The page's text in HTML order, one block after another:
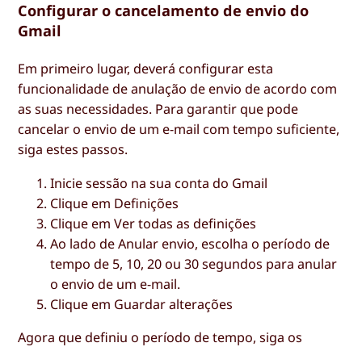
Configurar o cancelamento de envio do
Gmail
Em primeiro lugar, deverá configurar esta
funcionalidade de anulação de envio de acordo com
as suas necessidades. Para garantir que pode
cancelar o envio de um e-mail com tempo suficiente,
siga estes passos.
Inicie sessão na sua conta do Gmail
Clique em Definições
Clique emVer todas as definições
Ao lado deAnular envio, escolha o período de
tempo de 5, 10, 20 ou 30 segundos para anular
o envio de um e-mail.
Clique em Guardar alterações
Agora que definiu o período de tempo, siga os